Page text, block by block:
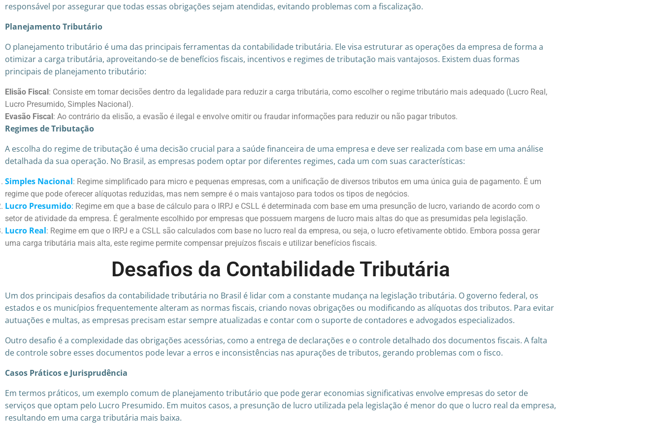
responsável por assegurar que todas essas obrigações sejam atendidas, evitando problemas com a fiscalização.
Planejamento Tributário
O planejamento tributário é uma das principais ferramentas da contabilidade tributária. Ele visa estruturar as operações da empresa de forma a
otimizar a carga tributária, aproveitando-se de benefícios fiscais, incentivos e regimes de tributação mais vantajosos. Existem duas formas
principais de planejamento tributário:
Elisão Fiscal: Consiste em tomar decisões dentro da legalidade para reduzir a carga tributária, como escolher o regime tributário mais adequado (Lucro Real,
Lucro Presumido, Simples Nacional).
Evasão Fiscal: Ao contrário da elisão, a evasão é ilegal e envolve omitir ou fraudar informações para reduzir ou não pagar tributos.
Regimes de Tributação
A escolha do regime de tributação é uma decisão crucial para a saúde financeira de uma empresa e deve ser realizada com base em uma análise
detalhada da sua operação. No Brasil, as empresas podem optar por diferentes regimes, cada um com suas características:
Simples Nacional: Regime simplificado para micro e pequenas empresas, com a unificação de diversos tributos em uma única guia de pagamento. É um
regime que pode oferecer alíquotas reduzidas, mas nem sempre é o mais vantajoso para todos os tipos de negócios.
Lucro Presumido: Regime em que a base de cálculo para o IRPJ e CSLL é determinada com base em uma presunção de lucro, variando de acordo com o
setor de atividade da empresa. É geralmente escolhido por empresas que possuem margens de lucro mais altas do que as presumidas pela legislação.
Lucro Real: Regime em que o IRPJ e a CSLL são calculados com base no lucro real da empresa, ou seja, o lucro efetivamente obtido. Embora possa gerar
uma carga tributária mais alta, este regime permite compensar prejuízos fiscais e utilizar benefícios fiscais.
Desafios da Contabilidade Tributária
Um dos principais desafios da contabilidade tributária no Brasil é lidar com a constante mudança na legislação tributária. O governo federal, os
estados e os municípios frequentemente alteram as normas fiscais, criando novas obrigações ou modificando as alíquotas dos tributos. Para evitar
autuações e multas, as empresas precisam estar sempre atualizadas e contar com o suporte de contadores e advogados especializados.
Outro desafio é a complexidade das obrigações acessórias, como a entrega de declarações e o controle detalhado dos documentos fiscais. A falta
de controle sobre esses documentos pode levar a erros e inconsistências nas apurações de tributos, gerando problemas com o fisco.
Casos Práticos e Jurisprudência
Em termos práticos, um exemplo comum de planejamento tributário que pode gerar economias significativas envolve empresas do setor de
serviços que optam pelo Lucro Presumido. Em muitos casos, a presunção de lucro utilizada pela legislação é menor do que o lucro real da empresa,
resultando em uma carga tributária mais baixa.